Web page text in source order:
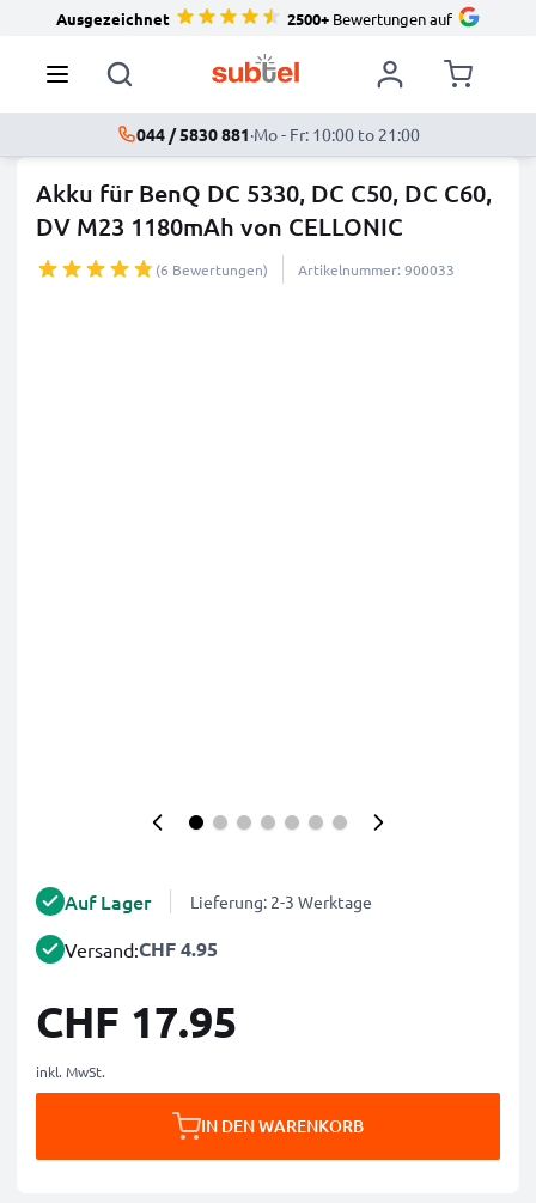
Ausgezeichnet 2500+Bewertungen auf
044 / 5830 881·Mo - Fr: 10:00 to 21:00
Akku für BenQ DC 5330, DC C50, DC C60,
DV M23 1180mAh von CELLONIC
(6 Bewertungen) Artikelnummer: 900033
Auf Lager Lieferung: 2-3 Werktage
Versand:CHF 4.95
CHF 17.95
inkl. MwSt.
IN DEN WARENKORB